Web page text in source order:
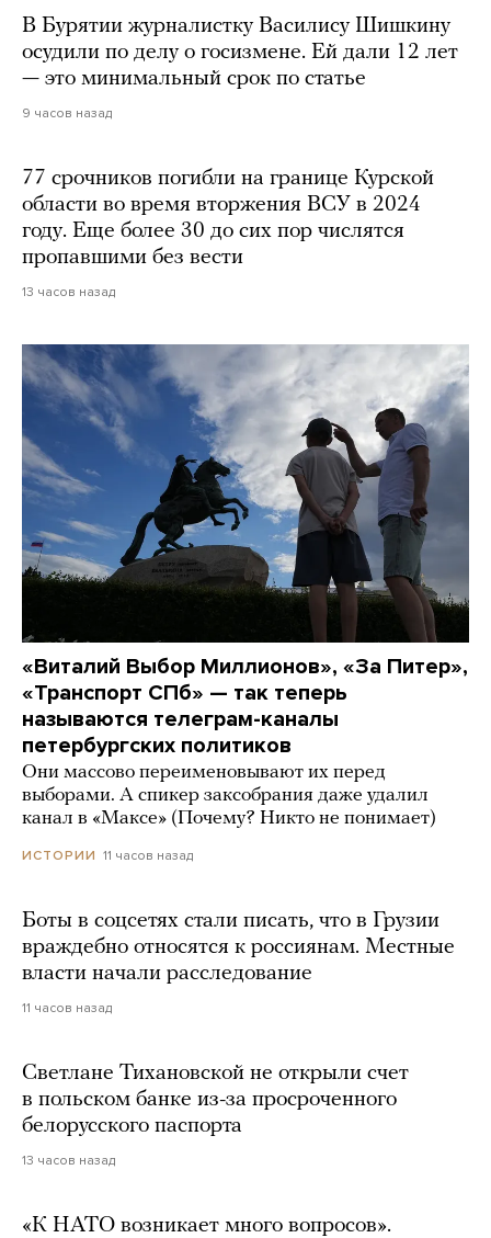
В Бурятии журналистку Василису Шишкину
осудили по делу о госизмене. Ей дали 12 лет
— это минимальный срок по статье
9 часов назад
77 срочников погибли на границе Курской
области во время вторжения ВСУ в 2024
году. Еще более 30 до сих пор числятся
пропавшими без вести
13 часов назад
«Виталий Выбор Миллионов», «За Питер»,
«Транспорт СПб» — так теперь
называются телеграм-каналы
петербургских политиков
Они массово переименовывают их перед
выборами. А спикер заксобрания даже удалил
канал в «Максе» (Почему? Никто не понимает)
ИСТОРИИ 11 часов назад
Боты в соцсетях стали писать, что в Грузии
враждебно относятся к россиянам. Местные
власти начали расследование
11 часов назад
Светлане Тихановской не открыли счет
в польском банке из-за просроченного
белорусского паспорта
13 часов назад
«К НАТО возникает много вопросов».